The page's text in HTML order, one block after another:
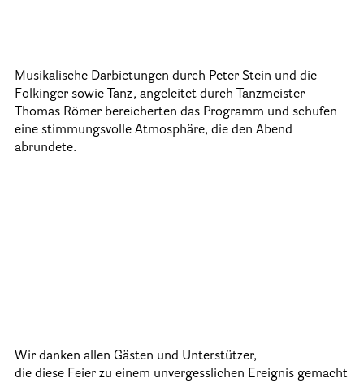
Musikalische Darbietungen durch Peter Stein und die
Folkinger sowie Tanz, angeleitet durch Tanzmeister
Thomas Römer bereicherten das Programm und schufen
eine stimmungsvolle Atmosphäre, die den Abend
abrundete.
Wir danken allen Gästen und Unterstützer,
die diese Feier zu einem unvergesslichen Ereignis gemacht